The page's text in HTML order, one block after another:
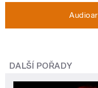
DALŠÍ POŘADY